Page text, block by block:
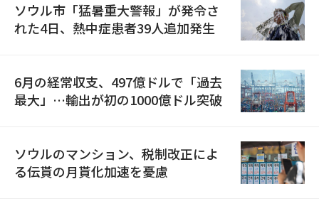
ソウル市「猛暑重大警報」が発令さ
れた4日、熱中症患者39人追加発生
6月の経常収支、497億ドルで「過去
最大」…輸出が初の1000億ドル突破
ソウルのマンション、税制改正によ
る伝貰の月貰化加速を憂慮